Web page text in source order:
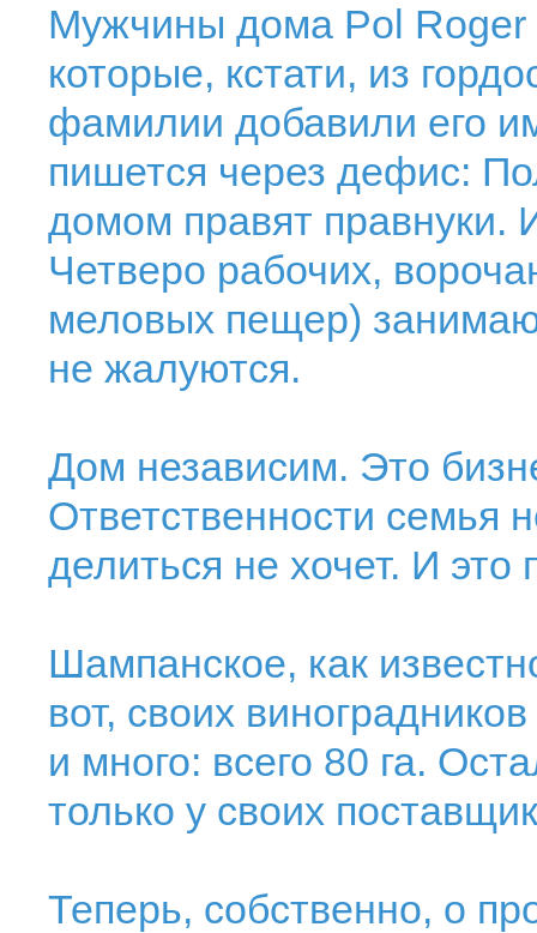
Мужчины дома Pol Roger
которые, кстати, из
фамилии добавили его
пишется через дефис:
домом правят правнуки.
Четверо рабочих,
меловых пещер)
не жалуются.
Дом независим. Это
Ответственности семья
делиться не хочет. И это
Шампанское, как
вот, своих
и много: всего 80 га.
только у своих
Теперь, собственно, о